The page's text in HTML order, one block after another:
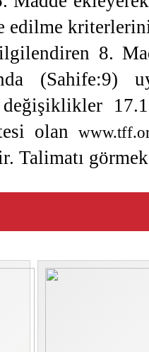
edilme
8.
(Sahife:9)
değişiklikler
olan
Talimatı